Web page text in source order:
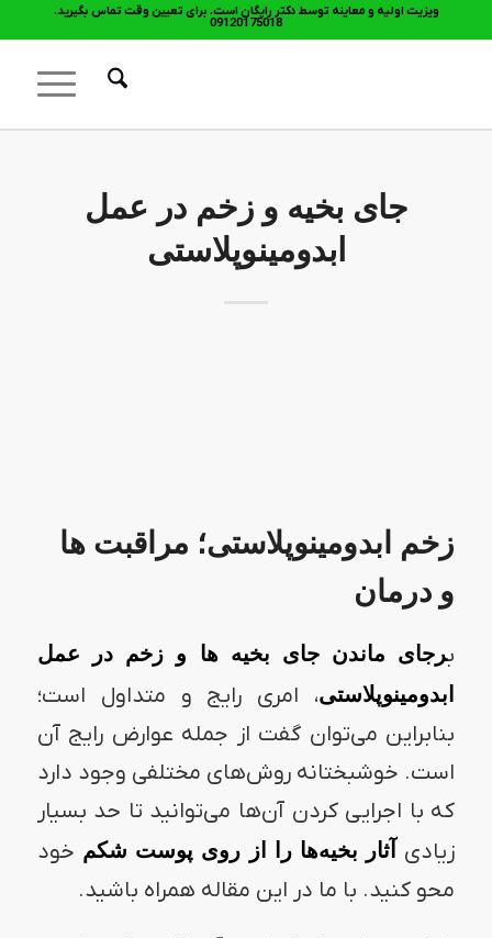
ویزیت اولیه و معاینه توسط دکتر رایگان است. برای تعیین وقت تماس بگیرید.
09120175018
جای بخیه و زخم در عمل
ابدومینوپلاستی
زخم ابدومینوپلاستی؛ مراقبت ها
و درمان
برجای ماندن جای بخیه ها و زخم در عمل
ابدومینوپلاستی، امری رایج و متداول است؛
بنابراین می‌توان گفت از جمله عوارض رایج آن
است‌. خوشبختانه روش‌های مختلفی وجود دارد
که با اجرایی کردن آن‌ها می‌توانید تا حد بسیار
زیادی آثار بخیه‌ها را از روی پوست شکم خود
محو کنید. با ما در این مقاله همراه باشید.